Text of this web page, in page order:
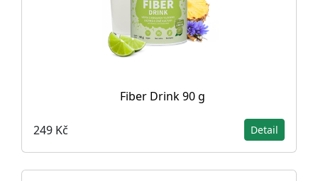
Fiber Drink 90 g
249 Kč Detail